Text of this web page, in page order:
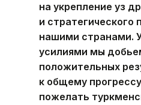
на укрепление уз
и
нашими странами.
усилиями мы
положительных
к общему
пожелать